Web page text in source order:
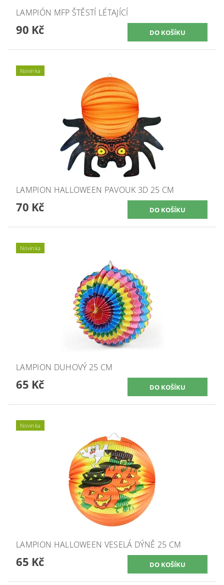
LAMPIÓN MFP ŠTĚSTÍ LÉTAJÍCÍ
90 Kč
Novinka
LAMPION HALLOWEEN PAVOUK 3D 25 CM
70 Kč
Novinka
LAMPION DUHOVÝ 25 CM
65 Kč
Novinka
LAMPION HALLOWEEN VESELÁ DÝNĚ 25 CM
65 Kč